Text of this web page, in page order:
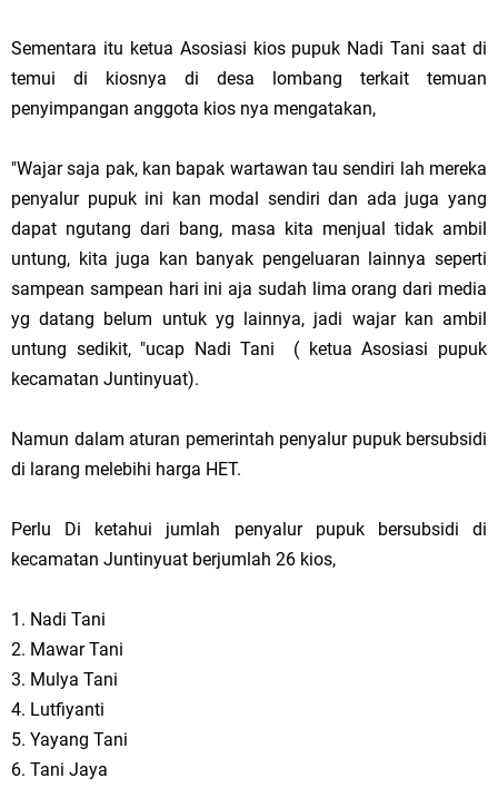
Sementara itu ketua Asosiasi kios pupuk Nadi Tani saat di
temui di kiosnya di desa lombang terkait temuan
penyimpangan anggota kios nya mengatakan,
"Wajar saja pak, kan bapak wartawan tau sendiri lah mereka
penyalur pupuk ini kan modal sendiri dan ada juga yang
dapat ngutang dari bang, masa kita menjual tidak ambil
untung, kita juga kan banyak pengeluaran lainnya seperti
sampean sampean hari ini aja sudah lima orang dari media
yg datang belum untuk yg lainnya, jadi wajar kan ambil
untung sedikit, "ucap Nadi Tani ( ketua Asosiasi pupuk
kecamatan Juntinyuat).
Namun dalam aturan pemerintah penyalur pupuk bersubsidi
di larang melebihi harga HET.
Perlu Di ketahui jumlah penyalur pupuk bersubsidi di
kecamatan Juntinyuat berjumlah 26 kios,
1. Nadi Tani
2. Mawar Tani
3. Mulya Tani
4. Lutfiyanti
5. Yayang Tani
6. Tani Jaya